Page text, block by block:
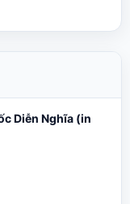
Diễn Nghĩa (in